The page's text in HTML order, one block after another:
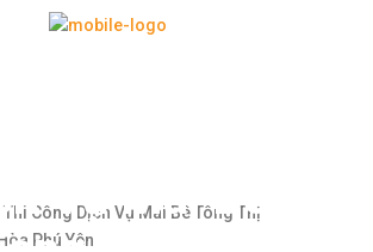
Vụ Mài Bê